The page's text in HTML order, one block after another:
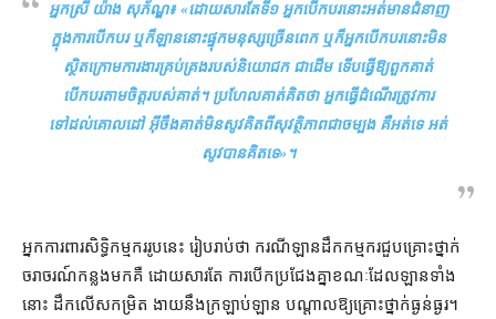
អ្នកស្រី យ៉ាង សុភ័ណ្ឌ៖ «ដោយសារតែ​ទី​១ អ្នកបើកបរ​នោះ​អត់​មាន​ជំនាញ​
ក្នុង​ការ​បើកបរ ឬក៏​ឡាន​នោះ​ផ្ទុក​មនុស្ស​ច្រើនពេក ឬក៏​អ្នកបើកបរ​នោះ​មិន​
ស្ថិត​ក្រោម​ការងារ​គ្រប់គ្រង​របស់​និយោជក ជាដើម ទើប​ធ្វើ​ឱ្យ​ពួកគាត់​
បើកបរ​តាមចិត្ត​របស់​គាត់។ ប្រហែល​គាត់​គិត​ថា អ្នក​ធ្វើ​ដំណើរ​ត្រូវការ​
ទៅដល់​គោលដៅ អ៊ីចឹង​គាត់​មិនសូវ​គិត​ពី​សុវត្ថិ​ភាពជា​ចម្បង គឺ​អត់​ទេ អត់​
សូវ​បាន​គិត​ទេ»។
អ្នកការពារ​សិទ្ធិ​កម្មករ​រូប​នេះ រៀបរាប់​ថា ករណី​ឡាន​ដឹក​កម្មករ​ជួប​គ្រោះថ្នាក់​
ចរាចរណ៍​កន្លងមក​គឺ ដោយសារតែ ការ​បើក​ប្រជែង​គ្នា​ខណៈ​ដែល​ឡាន​ទាំង
នោះ ដឹក​លើស​កម្រិត ងាយ​នឹង​ក្រឡាប់​ឡាន បណ្ដាល​ឱ្យ​គ្រោះថ្នាក់​ធ្ងន់ធ្ងរ​។